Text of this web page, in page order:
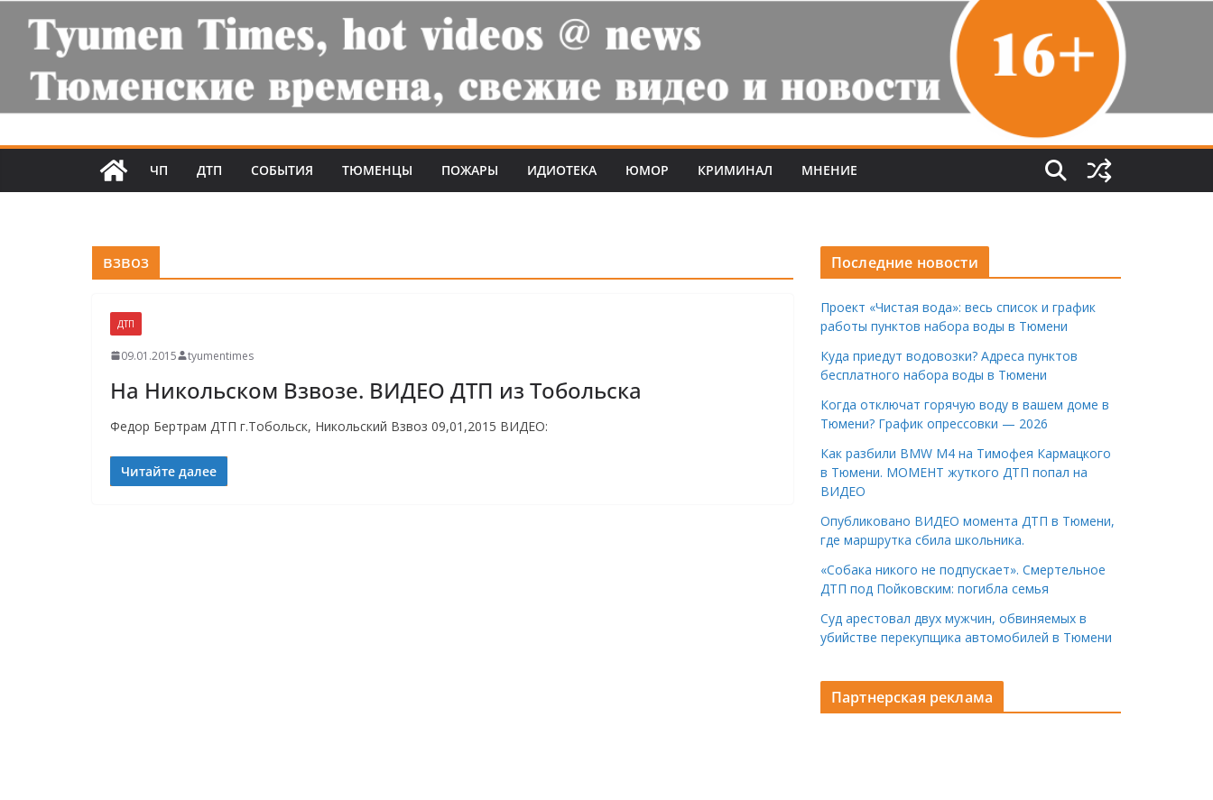
ЧП ДТП СОБЫТИЯ ТЮМЕНЦЫ ПОЖАРЫ ИДИОТЕКА ЮМОР КРИМИНАЛ МНЕНИЕ
взвоз
ДТП
09.01.2015 tyumentimes
На Никольском Взвозе. ВИДЕО ДТП из Тобольска
Федор Бертрам ДТП г.Тобольск, Никольский Взвоз 09,01,2015 ВИДЕО:
Читайте далее
Последние новости
Проект «Чистая вода»: весь список и график
работы пунктов набора воды в Тюмени
Куда приедут водовозки? Адреса пунктов
бесплатного набора воды в Тюмени
Когда отключат горячую воду в вашем доме в
Тюмени? График опрессовки — 2026
Как разбили BMW M4 на Тимофея Кармацкого
в Тюмени. МОМЕНТ жуткого ДТП попал на
ВИДЕО
Опубликовано ВИДЕО момента ДТП в Тюмени,
где маршрутка сбила школьника.
«Собака никого не подпускает». Смертельное
ДТП под Пойковским: погибла семья
Суд арестовал двух мужчин, обвиняемых в
убийстве перекупщика автомобилей в Тюмени
Партнерская реклама